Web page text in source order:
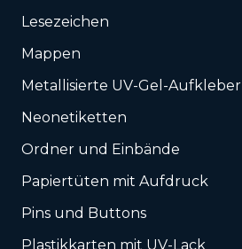
Lesezeichen
Mappen
Metallisierte UV-Gel-Aufkleber
Neonetiketten
Ordner und Einbände
Papiertüten mit Aufdruck
Pins und Buttons
Plastikkarten mit UV-Lack